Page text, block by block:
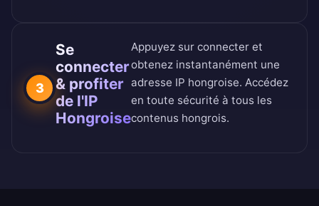
3
Se
connecter
& profiter
de l'IP
Hongroise
Appuyez sur connecter et
obtenez instantanément une
adresse IP hongroise. Accédez
en toute sécurité à tous les
contenus hongrois.